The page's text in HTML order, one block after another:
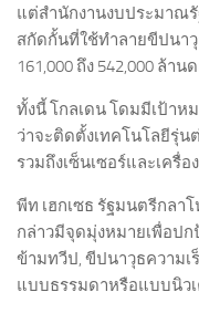
แต่สำนักงานงบประมาณ
สกัดกั้นที่ใช้ทำลายขีปนา
161,000 ถึง 542,000 ล้า
ทั้งนี้ โกลเดน โดมมีเป้าห
ว่าจะติดตั้งเทคโนโลยีรุ่น
รวมถึงเซ็นเซอร์และเครื่
พีท เฮกเซธ รัฐมนตรีกลา
กล่าวมีจุดมุ่งหมายเพื่อป
ข้ามทวีป, ขีปนาวุธความเ
แบบธรรมดาหรือแบบนิวเ